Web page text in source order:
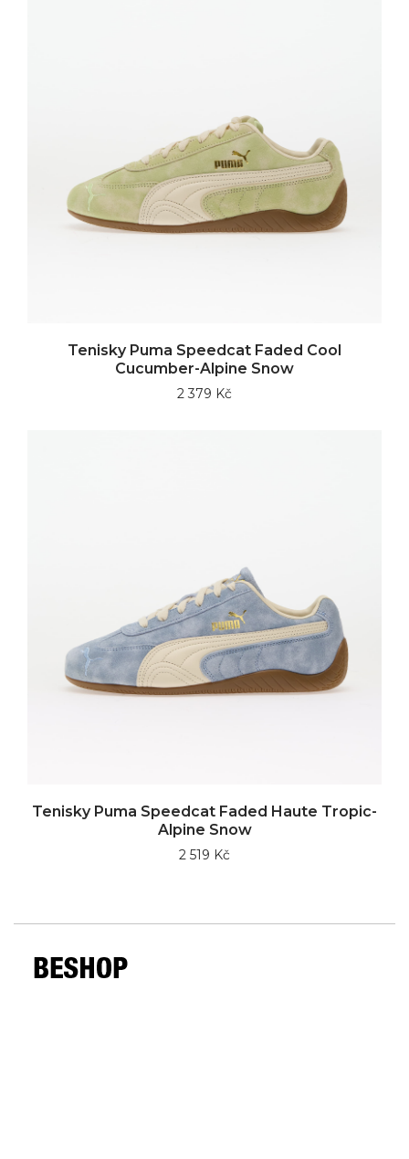
Tenisky Puma Speedcat Faded Cool
Cucumber-Alpine Snow
2 379 Kč
Tenisky Puma Speedcat Faded Haute Tropic-
Alpine Snow
2 519 Kč